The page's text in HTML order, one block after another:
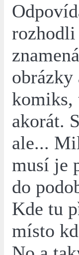
rozhodli
obrázky
komiks,
akorát.
ale...
musí je
do
Kde tu
místo